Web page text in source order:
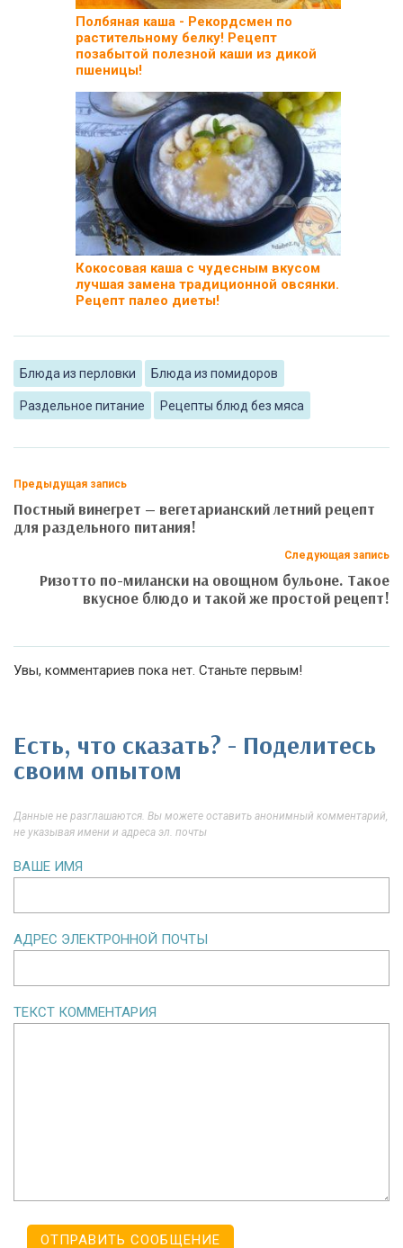
Полбяная каша - Рекордсмен по
растительному белку! Рецепт
позабытой полезной каши из дикой
пшеницы!
Кокосовая каша с чудесным вкусом
лучшая замена традиционной овсянки.
Рецепт палео диеты!
Блюда из перловки Блюда из помидоров
Раздельное питание Рецепты блюд без мяса
Предыдущая запись
Постный винегрет — вегетарианский летний рецепт
для раздельного питания!
Следующая запись
Ризотто по-милански на овощном бульоне. Такое
вкусное блюдо и такой же простой рецепт!
Увы, комментариев пока нет. Станьте первым!
Есть, что сказать? - Поделитесь
своим опытом
Данные не разглашаются. Вы можете оставить анонимный комментарий,
не указывая имени и адреса эл. почты
ВАШЕ ИМЯ
АДРЕС ЭЛЕКТРОННОЙ ПОЧТЫ
ТЕКСТ КОММЕНТАРИЯ